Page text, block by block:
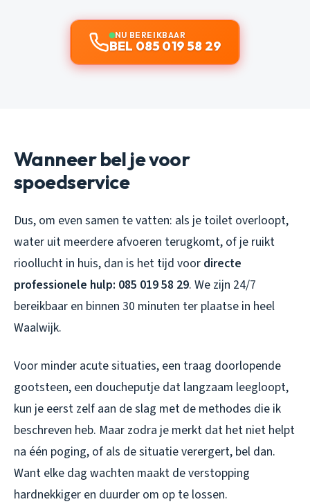
NU BEREIKBAAR
BEL 085 019 58 29
Wanneer bel je voor
spoedservice
Dus, om even samen te vatten: als je toilet overloopt,
water uit meerdere afvoeren terugkomt, of je ruikt
rioollucht in huis, dan is het tijd voor directe
professionele hulp: 085 019 58 29. We zijn 24/7
bereikbaar en binnen 30 minuten ter plaatse in heel
Waalwijk.
Voor minder acute situaties, een traag doorlopende
gootsteen, een doucheputje dat langzaam leegloopt,
kun je eerst zelf aan de slag met de methodes die ik
beschreven heb. Maar zodra je merkt dat het niet helpt
na één poging, of als de situatie verergert, bel dan.
Want elke dag wachten maakt de verstopping
hardnekkiger en duurder om op te lossen.